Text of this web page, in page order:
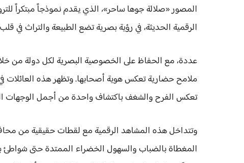
المصور «صلالة جوها ساحر»، الذي يقدم نموذجاً مبتكراً
الرقمية الحديثة، في رؤية بصرية تضع الطبيعة والتراث في
عددة، مع الحفاظ على الخصوصية البصرية لكل دولة من
ملامح حضارية تعكس هوية أصحابها. وتظهر هذه العائلات
تعكس الفرح والشغف باكتشاف واحدة من أجمل الوجهات
وتتداخل هذه المشاهد الرقمية مع لقطات حقيقية من
المغطاة بالضباب والسهول الخضراء الممتدة حتى شواطئ